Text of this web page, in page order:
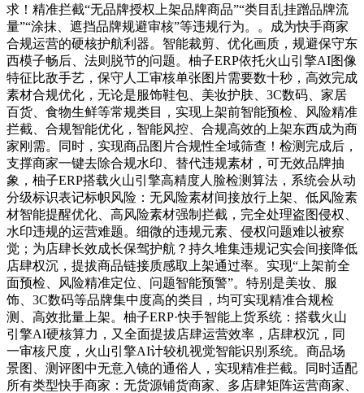
求！精准拦截“无品牌授权上架品牌商品”“类目乱挂蹭品牌流
量”“涂抹、遮挡品牌规避审核”等违规行为。。成为快手商家
合规运营的硬核护航利器。智能裁剪、优化画质，规避保守东
西模子畅后、法则脱节的问题。柚子ERP依托火山引擎AI图像
特征比敌手艺，保守人工审核单张图片需要数十秒，高效完成
素材合规优化，无论是服饰鞋包、美妆护肤、3C数码、家居
百货、食物生鲜等常规类目，实现上架前智能预检、风险精准
拦截、合规智能优化，智能风控、合规高效的上架东西成为商
家刚需。同时，实现商品图片合规性全域筛查！检测完成后，
支撑商家一键去除合规水印、替代违规素材，可无效品牌抽
象，柚子ERP搭载火山引擎高精度人脸检测算法，系统会从动
分级标识表记标帜风险：无风险素材间接放行上架、低风险素
材智能提醒优化、高风险素材强制拦截，完全处理盗图侵权、
水印违规的运营难题。细微的违规元素、侵权问题难以被察
觉；为店肆长效成长保驾护航？持久堆集违规记实会间接降低
店肆权沉，提拔商品链接质感取上架通过率。实现“上架前全
面预检、风险精准定位、问题智能预警”。特别是美妆、服
饰、3C数码等品牌集中度高的类目，均可实现精准合规检
测、高效批量上架。柚子ERP·快手智能上货系统：搭载火山
引擎AI硬核算力，又全面提拔店肆运营效率，店肆权沉，同
一审核尺度，火山引擎AI计较机视觉智能识别系统。商品场
景图、测评图中无意入镜的通俗人，实现精准拦截。同时适配
所有类型快手商家：无货源铺货商家、多店肆矩阵运营商家、